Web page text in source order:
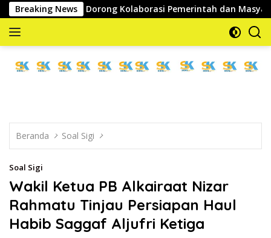
Langsung
ke
konten
Breaking News
Dorong Kolaborasi Pemerintah dan Masyarakat Cegah
mengabarkan
Beranda Soal Sigi
Soal Sigi
Wakil Ketua PB Alkairaat Nizar
Rahmatu Tinjau Persiapan Haul
Habib Saggaf Aljufri Ketiga